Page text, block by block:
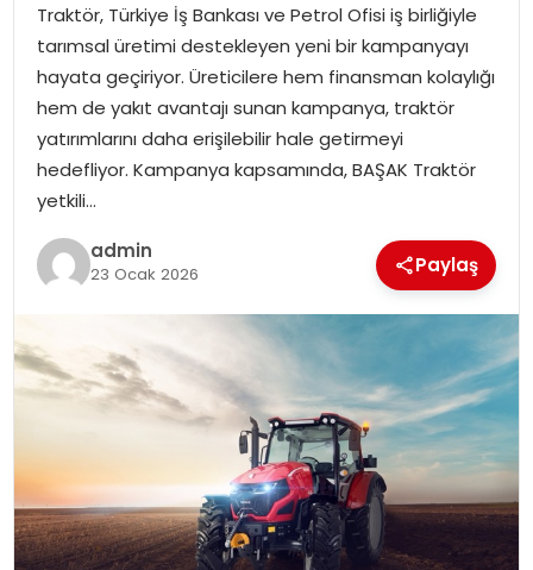
SPOR
EKONOMI
MAGAZIN
TEKNOLOJI
Traktör, Türkiye İş Bankası ve Petrol Ofisi iş birliğiyle
tarımsal üretimi destekleyen yeni bir kampanyayı
hayata geçiriyor. Üreticilere hem finansman kolaylığı
hem de yakıt avantajı sunan kampanya, traktör
yatırımlarını daha erişilebilir hale getirmeyi
hedefliyor. Kampanya kapsamında, BAŞAK Traktör
yetkili…
admin
23 Ocak 2026 Paylaş